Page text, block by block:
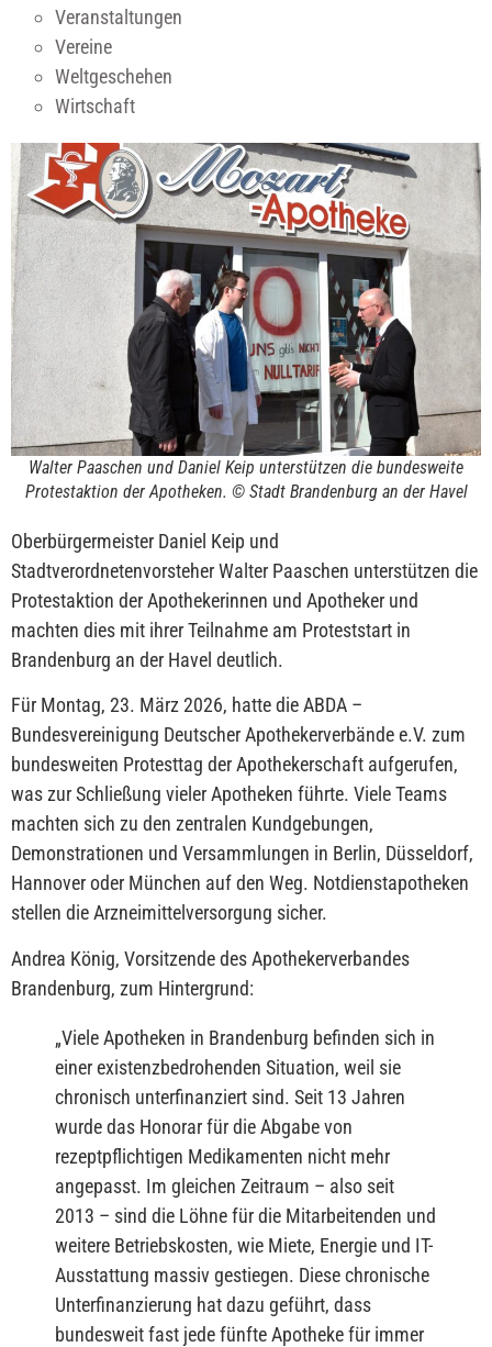
Veranstaltungen
Vereine
Weltgeschehen
Wirtschaft
Walter Paaschen und Daniel Keip unterstützen die bundesweite
Protestaktion der Apotheken. © Stadt Brandenburg an der Havel
Oberbürgermeister Daniel Keip und
Stadtverordnetenvorsteher Walter Paaschen unterstützen die
Protestaktion der Apothekerinnen und Apotheker und
machten dies mit ihrer Teilnahme am Proteststart in
Brandenburg an der Havel deutlich.
Für Montag, 23. März 2026, hatte die ABDA –
Bundesvereinigung Deutscher Apothekerverbände e.V. zum
bundesweiten Protesttag der Apothekerschaft aufgerufen,
was zur Schließung vieler Apotheken führte. Viele Teams
machten sich zu den zentralen Kundgebungen,
Demonstrationen und Versammlungen in Berlin, Düsseldorf,
Hannover oder München auf den Weg. Notdienstapotheken
stellen die Arzneimittelversorgung sicher.
Andrea König, Vorsitzende des Apothekerverbandes
Brandenburg, zum Hintergrund:
„Viele Apotheken in Brandenburg befinden sich in
einer existenzbedrohenden Situation, weil sie
chronisch unterfinanziert sind. Seit 13 Jahren
wurde das Honorar für die Abgabe von
rezeptpflichtigen Medikamenten nicht mehr
angepasst. Im gleichen Zeitraum – also seit
2013 – sind die Löhne für die Mitarbeitenden und
weitere Betriebskosten, wie Miete, Energie und IT-
Ausstattung massiv gestiegen. Diese chronische
Unterfinanzierung hat dazu geführt, dass
bundesweit fast jede fünfte Apotheke für immer